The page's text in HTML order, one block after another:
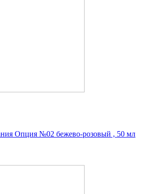
Опция №02 бежево-розовый , 50 мл